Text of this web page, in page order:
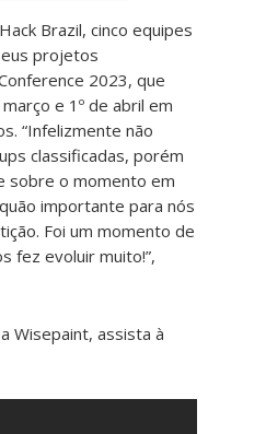
Brazil, cinco equipes
projetos
2023, que
e 1º de abril em
“Infelizmente não
classificadas, porém
sobre o momento em
importante para nós
Foi um momento de
fez evoluir muito!”,
Wisepaint, assista à